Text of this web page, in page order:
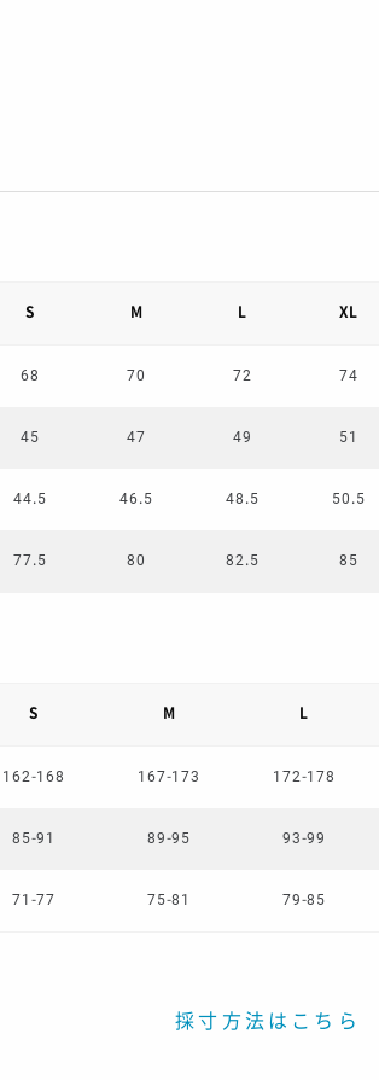
S M L XL
68 70 72 74
45 47 49 51
44.5 46.5 48.5 50.5
77.5 80 82.5 85
S M L
162-168 167-173 172-178
85-91 89-95 93-99
71-77 75-81 79-85
採寸方法はこちら